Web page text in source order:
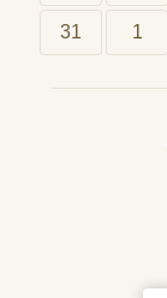
31 1